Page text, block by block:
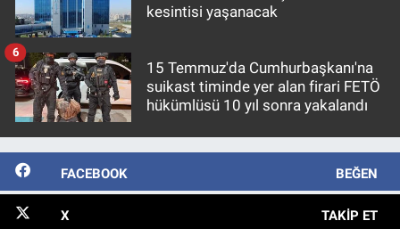
kesintisi yaşanacak
15 Temmuz'da Cumhurbaşkanı'na
suikast timinde yer alan firari FETÖ
hükümlüsü 10 yıl sonra yakalandı
6
FACEBOOK BEĞEN
X TAKIP ET